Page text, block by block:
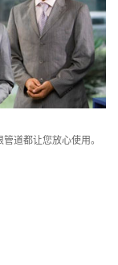
道都让您放心使用。